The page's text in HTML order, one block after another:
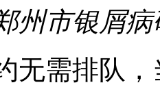
州市银屑
无需排队